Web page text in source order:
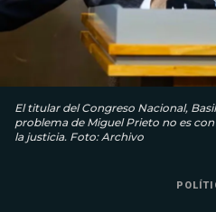
El titular del Congreso Nacional,
problema de Miguel Prieto no es
la justicia. Foto: Archivo